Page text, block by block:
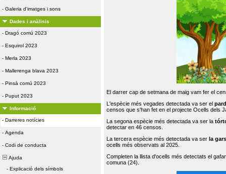
- Galeria d'imatges i sons
Dades i anàlisis
- Dragó comú 2023
- Esquirol 2023
- Merla 2023
- Mallerenga blava 2023
- Pinsà comú 2023
- Puput 2023
Informació
- Darreres notícies
- Agenda
- Codi de conducta
Ajuda
- Explicació dels símbols
El darrer cap de setmana de maig vam fer el
L'espècie més vegades detectada va ser el
censos que s'han fet en el projecte Ocells dels
La segona espècie més detectada va ser la
detectar en 46 censos.
La tercera espècie més detectada va ser la
ocells més observats al 2025.
Completen la llista d'ocells més detectats el
comuna (24).